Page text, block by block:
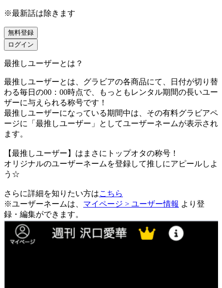
※最新話は除きます
無料登録
ログイン
最推しユーザーとは？
最推しユーザーとは、グラビアの各商品にて、日付が切り替
わる毎日の00：00時点で、
もっともレンタル期間の長いユー
ザーに与えられる称号です！
最推しユーザーになっている期間中は、 その有料グラビアペ
ージに「最推しユーザー」としてユーザーネームが表示され
ます。
【最推しユーザー】はまさにトップオタの称号！
オリジナルのユーザーネームを登録して推しにアピールしよ
う☆
さらに詳細を知りたい方はこちら
※ユーザーネームは、 マイページ > ユーザー情報 より登
録・編集ができます。